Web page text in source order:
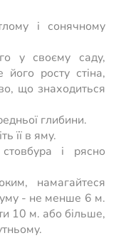
і сонячному
у своєму саду,
росту стіна,
що знаходиться
глибини.
її в яму.
і рясно
намагайтеся
- не менше 6 м.
10 м. або більше,